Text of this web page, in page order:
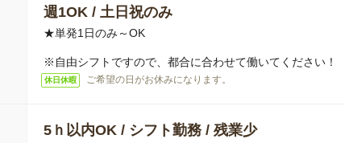
週1OK / 土日祝のみ
★単発1日のみ～OK
※自由シフトですので、都合に合わせて働いてください！
休日休暇 ご希望の日がお休みになります。
5ｈ以内OK / シフト勤務 / 残業少